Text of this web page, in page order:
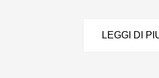
LEGGI DI